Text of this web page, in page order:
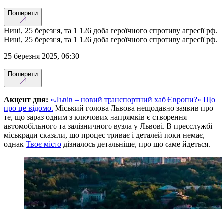
Поширити
Нині, 25 березня, та 1 126 доба героїчного спротиву агресії рф.
Нині, 25 березня, та 1 126 доба героїчного спротиву агресії рф.
25 березня 2025, 06:30
Поширити
Акцент дня: «Львів – новий транспортний хаб Європи?» Що
про це відомо. Міський голова Львова нещодавно заявив про
те, що зараз одним з ключових напрямків є створення
автомобільного та залізничного вузла у Львові. В пресслужбі
міськради сказали, що процес триває і деталей поки немає,
однак Твоє місто дізналось детальніше, про що саме йдеться.